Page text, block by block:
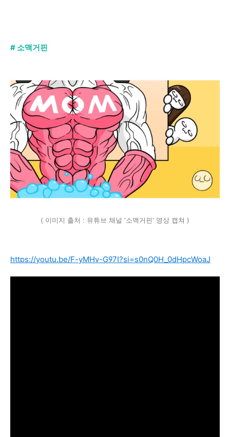
# 소맥거핀
( 이미지 출처 : 유튜브 채널 '소맥거핀' 영상 캡쳐 )
https://youtu.be/F-yMHv-G97I?si=s0nQ0H_0dHpcWoaJ